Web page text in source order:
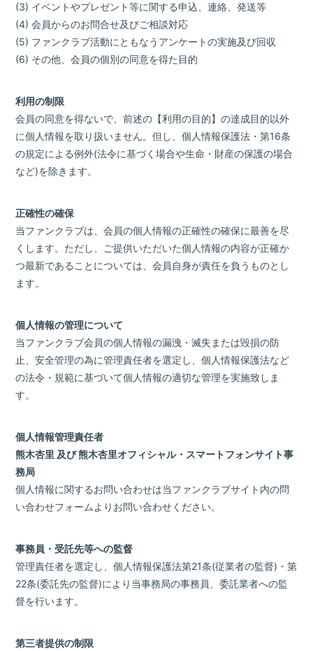
(3) イベントやプレゼント等に関する申込、連絡、発送等
(4) 会員からのお問合せ及びご相談対応
(5) ファンクラブ活動にともなうアンケートの実施及び回収
(6) その他、会員の個別の同意を得た目的
利用の制限
会員の同意を得ないで、前述の【利用の目的】の達成目的以外
に個人情報を取り扱いません。但し、個人情報保護法・第16条
の規定による例外(法令に基づく場合や生命・財産の保護の場合
など)を除きます。
正確性の確保
当ファンクラブは、会員の個人情報の正確性の確保に最善を尽
くします。ただし、ご提供いただいた個人情報の内容が正確か
つ最新であることについては、会員自身が責任を負うものとし
ます。
個人情報の管理について
当ファンクラブ会員の個人情報の漏洩・滅失または毀損の防
止、安全管理の為に管理責任者を選定し、個人情報保護法など
の法令・規範に基づいて個人情報の適切な管理を実施致しま
す。
個人情報管理責任者
熊木杏里 及び 熊木杏里オフィシャル・スマートフォンサイト事
務局
個人情報に関するお問い合わせは当ファンクラブサイト内の問
い合わせフォームよりお問い合わせください。
事務員・受託先等への監督
管理責任者を選定し、個人情報保護法第21条(従業者の監督)・第
22条(委託先の監督)により当事務局の事務員、委託業者への監
督を行います。
第三者提供の制限